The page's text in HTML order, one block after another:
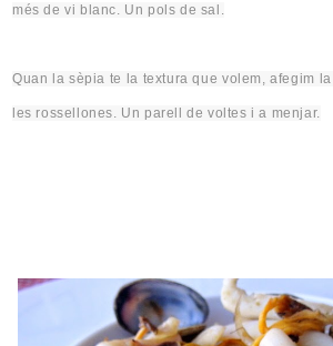
més de vi blanc. Un pols de sal.
Quan la sèpia te la textura que volem, afegim
les rossellones. Un parell de voltes i a menjar.